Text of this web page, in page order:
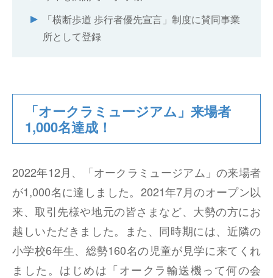
南関東営業所
広島営業所
四国営業所
九州営業所
三木第二工場
三木第一工場
加古川東工場
「横断歩道 歩行者優先宣言」制度に賛同事業
所として登録
「オークラミュージアム」来場者
1,000名達成！
2022年12月、「オークラミュージアム」の来場者
が1,000名に達しました。2021年7月のオープン以
来、取引先様や地元の皆さまなど、大勢の方にお
越しいただきました。また、同時期には、近隣の
小学校6年生、総勢160名の児童が見学に来てくれ
ました。はじめは「オークラ輸送機って何の会